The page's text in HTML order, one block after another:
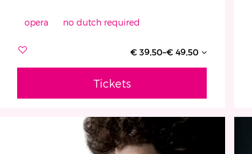
opera no dutch required
€ 39,50–€ 49,50
Tickets